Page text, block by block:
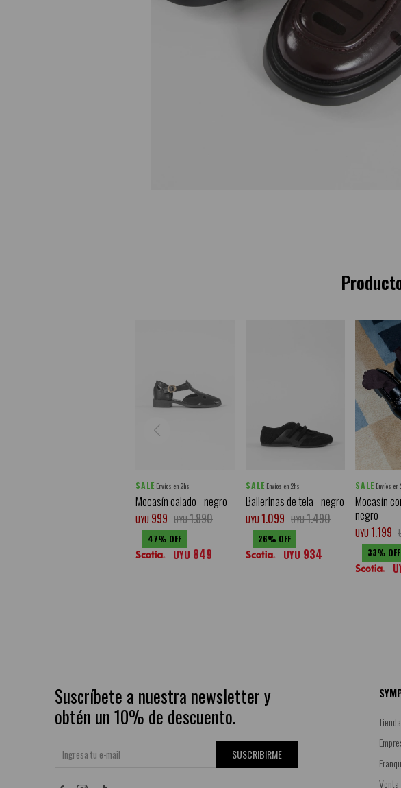
SALE Envíos en 2hs
Mocasín calado - negro
UYU 999 UYU1.890
47
UYU 849
SALE Envíos en 2hs
Ballerinas de tela - negro
UYU 1.099 UYU1.490
26
UYU 934
SALE Envíos en
Mocasín
negro
UYU 1.199
33
Suscríbete a nuestra newsletter y
obtén un 10% de descuento.
SUSCRIBIRME